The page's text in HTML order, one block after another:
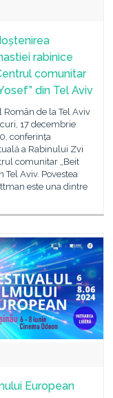
rabinice
comunitar
din Tel Aviv
de la Tel Aviv
17 decembrie
conferința
a Rabinului Zvi
comunitar „Beit
Tel Aviv. Povestea
este una dintre
European